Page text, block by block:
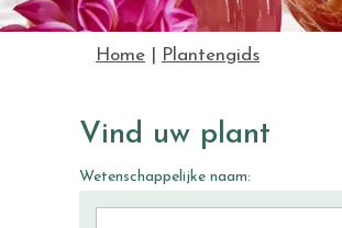
Home Plantengids
Vind uw plant
Wetenschappelijke naam: